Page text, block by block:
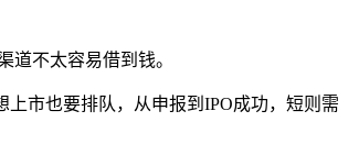
不太容易借到钱。
市也要排队，从申报到IPO成功，短则需